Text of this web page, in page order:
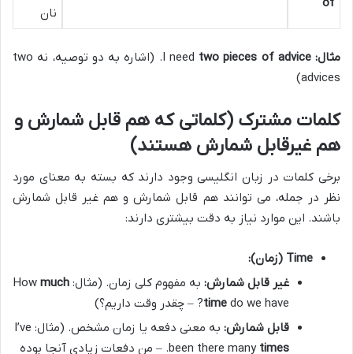
of
نان
مثال: I need
two pieces of advice
. (اشاره به دو توصیه، نه two
advices)
کلمات مشترک (کلماتی که هم قابل شمارش و
هم غیرقابل شمارش هستند)
برخی کلمات در زبان انگلیسی وجود دارند که بسته به معنای مورد
نظر در جمله، می توانند هم قابل شمارش و هم غیر قابل شمارش
باشند. این موارد نیاز به دقت بیشتری دارند:
Time (زمان):
غیر قابل شمارش: به مفهوم کلی زمان. (مثال: How much
time do we have? – چقدر وقت داریم؟)
قابل شمارش:
به معنی دفعه یا زمان مشخص. (مثال: I’ve
been there many times
. – من دفعات زیادی آنجا بوده